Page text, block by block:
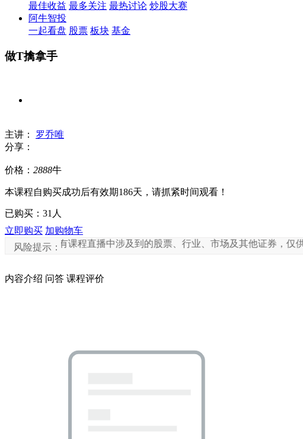
最佳收益 最多关注 最热讨论 炒股大赛
阿牛智投
一起看盘 股票 板块 基金
做T擒拿手
主讲：
罗乔唯
分享：
价格： 2888牛
本课程自购买成功后有效期186天，请抓紧时间观看！
已购买： 31人
立即购买 加购物车
风险提示：
所有课程直播中涉及到的股票、行业、市场及其他证券，仅供方法参
内容介绍 问答 课程评价